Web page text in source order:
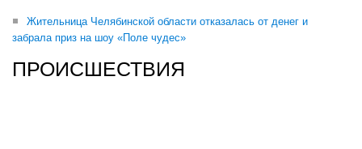
Жительница Челябинской области отказалась от денег и
забрала приз на шоу «Поле чудес»
ПРОИСШЕСТВИЯ